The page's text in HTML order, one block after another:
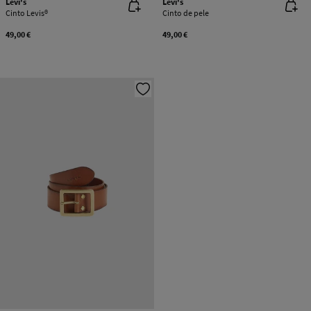
Cinto Levis®
49,00 €
Cinto de pele
49,00 €